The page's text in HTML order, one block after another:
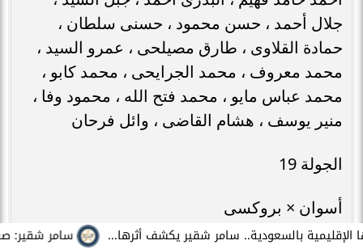
سامر شقير: صفقة EA التاريخية تضع السعودية في قلب صناعة الألعاب العالمية
جلال أحمد ، حسن محمود ، حسنى سلطان ،
حمادة القلاوى ، طارق مصيلحى ، عمرو السيد ،
محمد معروف ، محمد الجرايحى ، محمد كابو ،
محمد عباس مايو ، محمد فتح الله ، محمود وفا ،
منير يوسف ، هشام القاضى ، وائل فرحان
الجولة 19
أسوان × بروكسى